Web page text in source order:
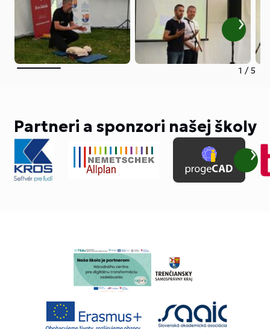
1 /5
Partneri a sponzori našej školy